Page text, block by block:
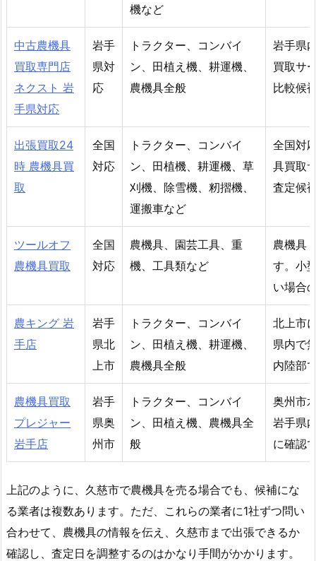
機など
中古農機具
買取専門店
ネクスト 岩
手県対応
岩手
県対
応
トラクター、コンバイ
ン、田植え機、耕運機、
農機具全般
岩手県
買取サ
比較候
出張買取24
時 農機具買
取
全国
対応
トラクター、コンバイ
ン、田植機、耕運機、草
刈機、除雪機、籾摺機、
運搬車など
全国対
具買取
査定候
ツールオフ
農機具買取
全国
対応
農機具、園芸工具、重
機、工具類など
農機具
す。小
い場合
農キング 岩
手店
岩手
県北
上市
トラクター、コンバイ
ン、田植え機、耕運機、
農機具全般
北上市
県内で
内陸部
農機具買取
プレジャー
岩手店
岩手
県奥
州市
トラクター、コンバイ
ン、田植え機、農機具全
般
奥州市
岩手県
に確認
上記のように、久慈市で農機具を売る場合でも、候補にな
る業者は複数あります。ただ、これらの業者に1社ずつ問い
合わせて、農機具の情報を伝え、久慈市まで出張できるか
確認し、査定日を調整するのはかなり手間がかかります。